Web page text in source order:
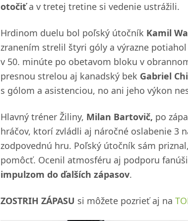
otočiťa v tretej tretine si vedenie ustrážili.
Hrdinom duelu bol poľský útočník Kamil
zranením strelil štyri góly a výrazne
v 50. minúte po obetavom bloku v
presnou strelou aj kanadský bek Gabriel
s gólom a asistenciou, no ani jeho výkon
Hlavný tréner Žiliny, Milan Bartovič, po
hráčov, ktorí zvládli aj náročné oslabenie 3
zodpovednú hru. Poľský útočník sám
pomôcť. Ocenil atmosféru aj podporu
impulzom do ďalších zápasov.
ZOSTRIH ZÁPASU si môžete pozrieť aj na